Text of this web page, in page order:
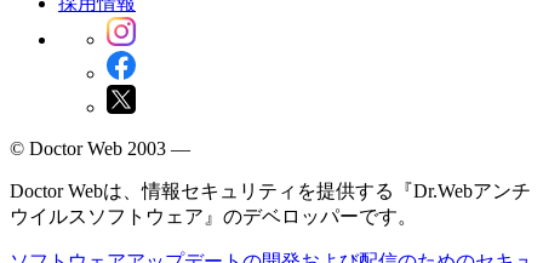
© Doctor Web 2003 —
Doctor Webは、情報セキュリティを提供する『Dr.Webアンチ
ウイルスソフトウェア』のデベロッパーです。